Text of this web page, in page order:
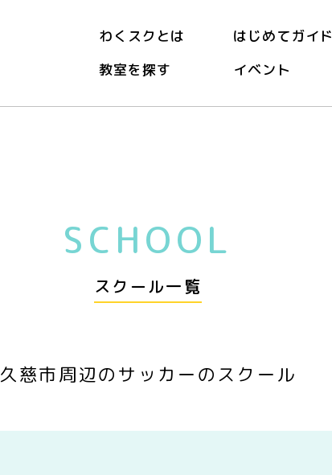
わくスクとは はじめてガイド
教室を探す
イベント
SCHOOL
スクール一覧
久慈市周辺のサッカーのスクール